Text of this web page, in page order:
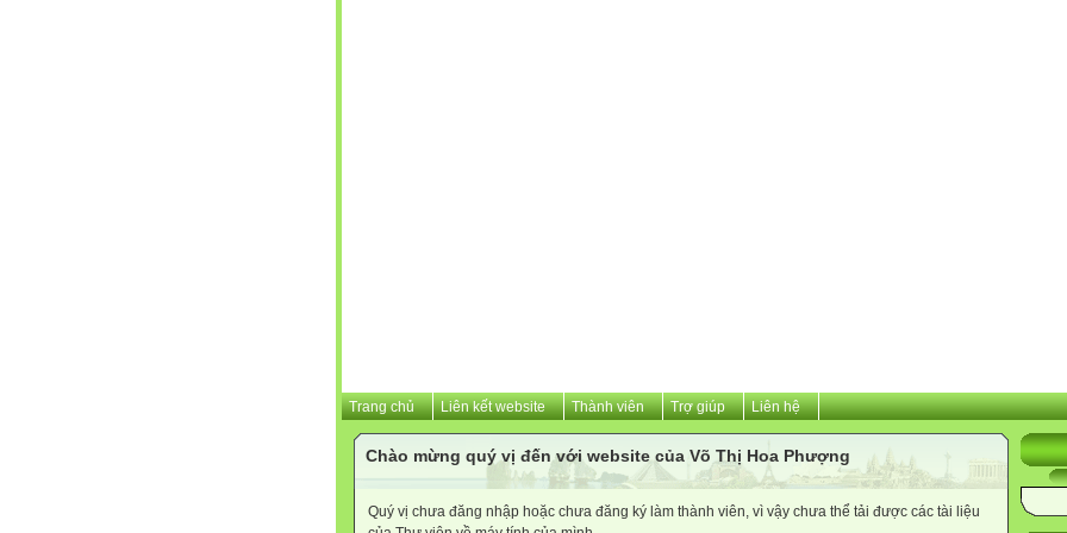
Trang chủ Liên kết website Thành viên Trợ giúp Liên hệ
Chào mừng quý vị đến với website của Võ Thị Hoa Phượng
Quý vị chưa đăng nhập hoặc chưa đăng ký làm thành viên, vì vậy chưa thể tải được các tài liệu